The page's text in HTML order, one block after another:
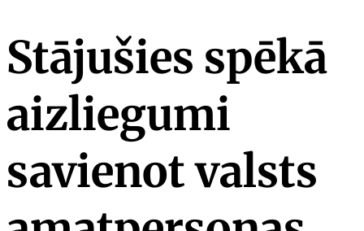
Stājušies spēkā
aizliegumi
savienot valsts